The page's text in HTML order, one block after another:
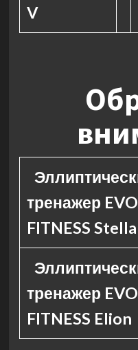
V
тренажер EVO
FITNESS Stella
тренажер EVO
FITNESS Elion